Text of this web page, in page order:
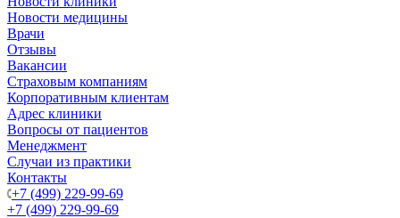
Новости медицины
Врачи
Отзывы
Вакансии
Страховым компаниям
Корпоративным клиентам
Адрес клиники
Вопросы от пациентов
Менеджмент
Случаи из практики
Контакты
+7 (499) 229-99-69
+7 (499) 229-99-69